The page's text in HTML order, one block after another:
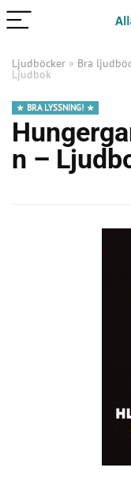
Ljudböcker » Bra
Ljudbok
BRA LYSSNING!
n –